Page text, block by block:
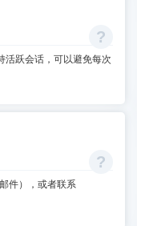
活跃会话，可以避免每次
件），或者联系